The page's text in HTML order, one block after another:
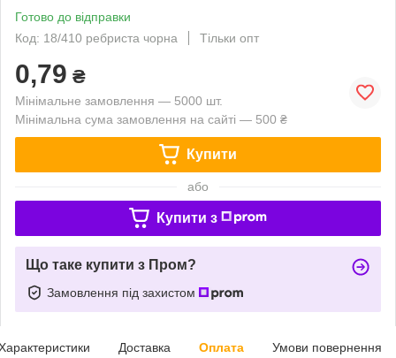
Готово до відправки
Код: 18/410 ребриста чорна
Тільки опт
0,79 ₴
Мінімальне замовлення — 5000 шт.
Мінімальна сума замовлення на сайті — 500 ₴
Купити
або
Купити з
Що таке купити з Пром?
Замовлення під захистом
Доставка Оплата Умови повернення